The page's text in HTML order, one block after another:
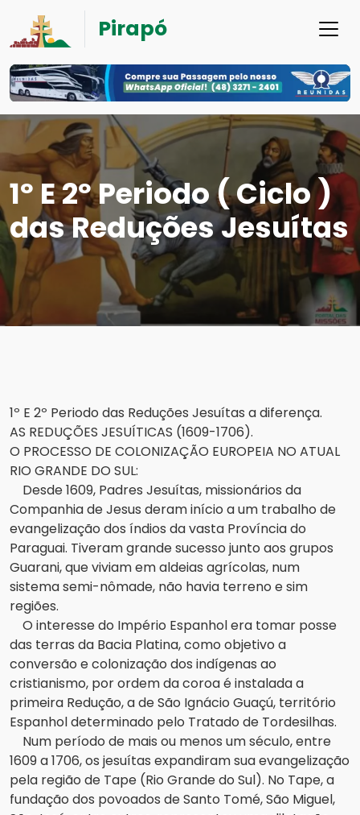
Pirapó
1º E 2º Periodo ( Ciclo )
das Reduções Jesuítas
1º E 2º Periodo das Reduções Jesuítas a diferença.
AS REDUÇÕES JESUÍTICAS (1609-1706).
O PROCESSO DE COLONIZAÇÃO EUROPEIA NO ATUAL
RIO GRANDE DO SUL:
Desde 1609, Padres Jesuítas, missionários da
Companhia de Jesus deram início a um trabalho de
evangelização dos índios da vasta Província do
Paraguai. Tiveram grande sucesso junto aos grupos
Guarani, que viviam em aldeias agrícolas, num
sistema semi-nômade, não havia terreno e sim
regiões.
O interesse do Império Espanhol era tomar posse
das terras da Bacia Platina, como objetivo a
conversão e colonização dos indígenas ao
cristianismo, por ordem da coroa é instalada a
primeira Redução, a de São Ignácio Guaçú, território
Espanhol determinado pelo Tratado de Tordesilhas.
Num período de mais ou menos um século, entre
1609 a 1706, os jesuítas expandiram sua evangelização
pela região de Tape (Rio Grande do Sul). No Tape, a
fundação dos povoados de Santo Tomé, São Miguel,